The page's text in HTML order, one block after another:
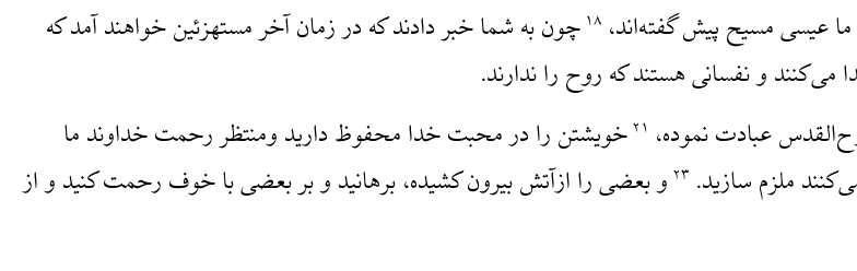
عیسی مسیح پیش گفته‌اند، ۱۸ چون به شما خبر دادند که در زمان آخر مستهزئین خواهند آمد که
می‌کنند و نفسانی هستند که روح را ندارند.
عبادت نموده، ۲۱خویشتن را در محبت خدا محفوظ دارید ومنتظر رحمت خداوند ما
ملزم سازید. ۲۳ و بعضی را ازآتش بیرون کشیده، برهانید و بر بعضی با خوف رحمت کنید و از